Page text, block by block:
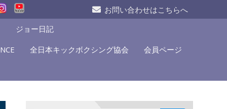
お問い合わせはこちらへ
ジョー日記
全日本キックボクシング協会 会員ページ